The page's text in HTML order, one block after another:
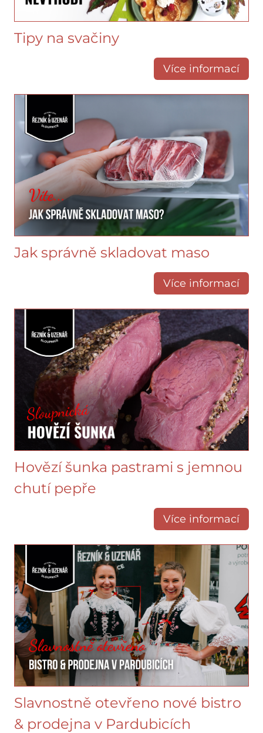
Tipy na svačiny
Více informací
Jak správně skladovat maso
Více informací
Hovězí šunka pastrami s jemnou
chutí pepře
Více informací
Slavnostně otevřeno nové bistro
& prodejna v Pardubicích